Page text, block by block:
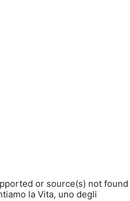
or source(s) not found
la Vita, uno degli